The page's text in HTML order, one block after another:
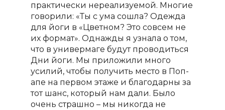
практически нереализуемой. Многие
говорили: «Ты с ума сошла? Одежда
для йоги в «Цветном? Это совсем не
их формат». Однажды я узнала о том,
что в универмаге будут проводиться
Дни йоги. Мы приложили много
усилий, чтобы получить место в Поп-
апе на первом этаже и благодарны за
тот шанс, который нам дали. Было
очень страшно – мы никогда не